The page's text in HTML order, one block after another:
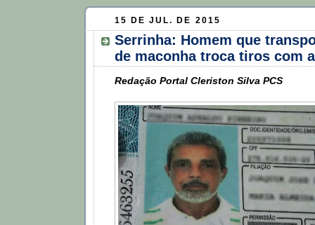
15 DE JUL. DE 2015
Serrinha: Homem que
de maconha troca tiros com
Redação Portal Cleriston Silva PCS